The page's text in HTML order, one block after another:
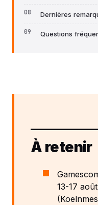
Dernières
Questions
À retenir
13-17